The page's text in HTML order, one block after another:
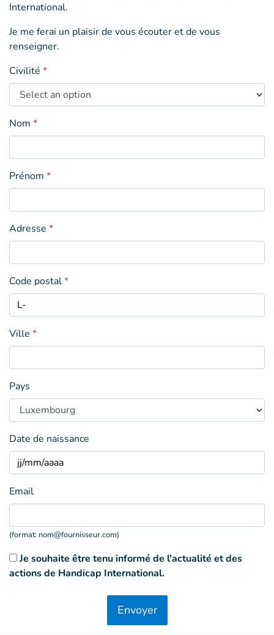
International.
Je me ferai un plaisir de vous écouter et de vous
renseigner.
Civilité *
Nom *
Prénom *
Adresse *
Code postal*
Ville *
Pays
Date de naissance
Email
(format: nom@fournisseur.com)
Je souhaite être tenu informé de l'actualité et des
actions de Handicap International.
Envoyer